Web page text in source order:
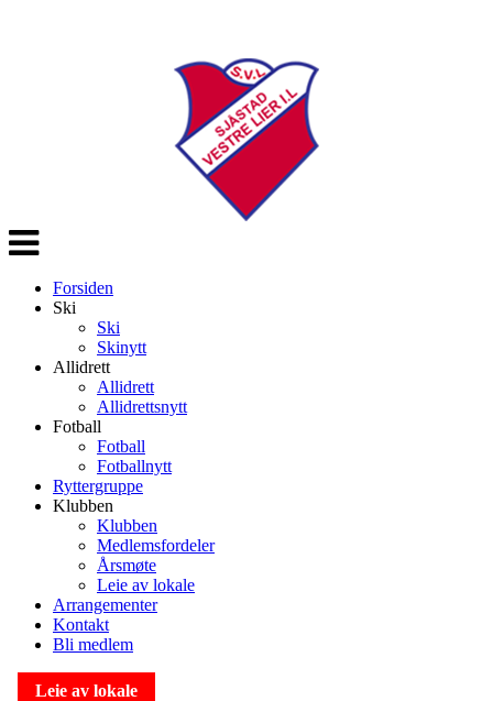
Veksle
navigasjon
Forsiden
Ski
Ski
Skinytt
Allidrett
Allidrett
Allidrettsnytt
Fotball
Fotball
Fotballnytt
Ryttergruppe
Klubben
Klubben
Medlemsfordeler
Årsmøte
Leie av lokale
Arrangementer
Kontakt
Bli medlem
Leie av lokale